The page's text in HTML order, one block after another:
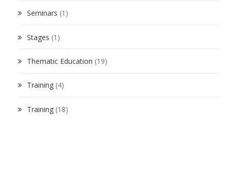
Seminars (1)
Stages (1)
Thematic Education (19)
Training (4)
Training (18)